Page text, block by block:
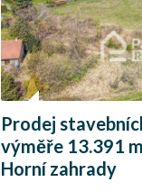
Prodej
výměře 13.391
Horní zahrady